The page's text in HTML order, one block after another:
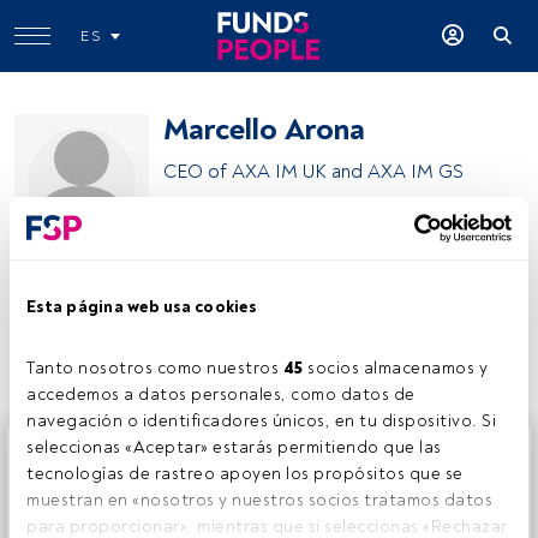
Esta página web usa cookies
Tanto nosotros como nuestros 45 socios almacenamos y
accedemos a datos personales, como datos de
navegación o identificadores únicos, en tu dispositivo. Si
seleccionas «Aceptar» estarás permitiendo que las
tecnologías de rastreo apoyen los propósitos que se
muestran en «nosotros y nuestros socios tratamos datos
para proporcionar», mientras que si seleccionas «Rechazar
ES
Marcello Arona
CEO of AXA IM UK and AXA IM GS
Compartir:
Este es un artículo exclusivo para los usuarios registrados
de FundsPeople. Si ya estás registrado, accede desde el
botón Login. Si aún no tienes cuenta, te invitamos a
registrarte y disfrutar de todo el universo que ofrece